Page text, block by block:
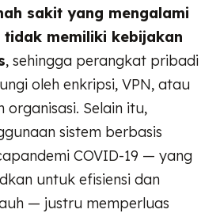
sakit yang mengalami
memiliki kebijakan
, sehingga perangkat pribadi
oleh enkripsi, VPN, atau
organisasi. Selain itu,
sistem berbasis
COVID-19 — yang
untuk efisiensi dan
— justru memperluas